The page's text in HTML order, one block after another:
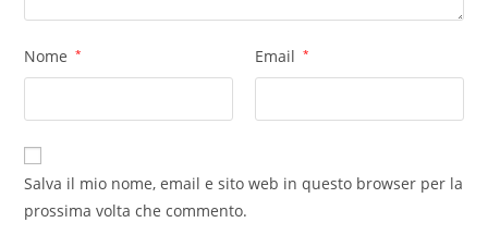
Nome * Email *
Salva il mio nome, email e sito web in questo browser per la
prossima volta che commento.